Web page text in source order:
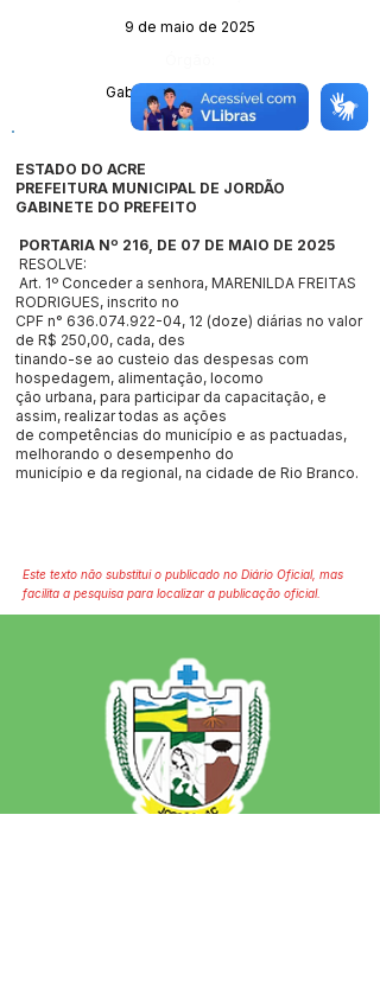
9 de maio de 2025
Gabinete do Prefeito (a)
ESTADO DO ACRE
PREFEITURA MUNICIPAL DE JORDÃO
GABINETE DO PREFEITO
PORTARIA Nº 216, DE 07 DE MAIO DE 2025
RESOLVE:
Art. 1º Conceder a senhora, MARENILDA FREITAS
RODRIGUES, inscrito no
CPF n° 636.074.922-04, 12 (doze) diárias no valor
de R$ 250,00, cada, des
tinando-se ao custeio das despesas com
hospedagem, alimentação, locomo
ção urbana, para participar da capacitação, e
assim, realizar todas as ações
de competências do município e as pactuadas,
melhorando o desempenho do
município e da regional, na cidade de Rio Branco.
Este texto não substitui o publicado no Diário Oficial, mas
facilita a pesquisa para localizar a publicação oficial.